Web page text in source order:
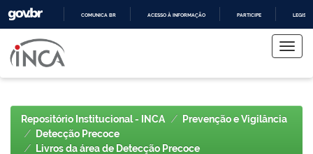
COMUNICA BR ACESSO À INFORMAÇÃO PARTICIPE
navigation
Repositório Institucional - INCA
Prevenção e Vigilância
Detecção Precoce
Livros da área de Detecção Precoce